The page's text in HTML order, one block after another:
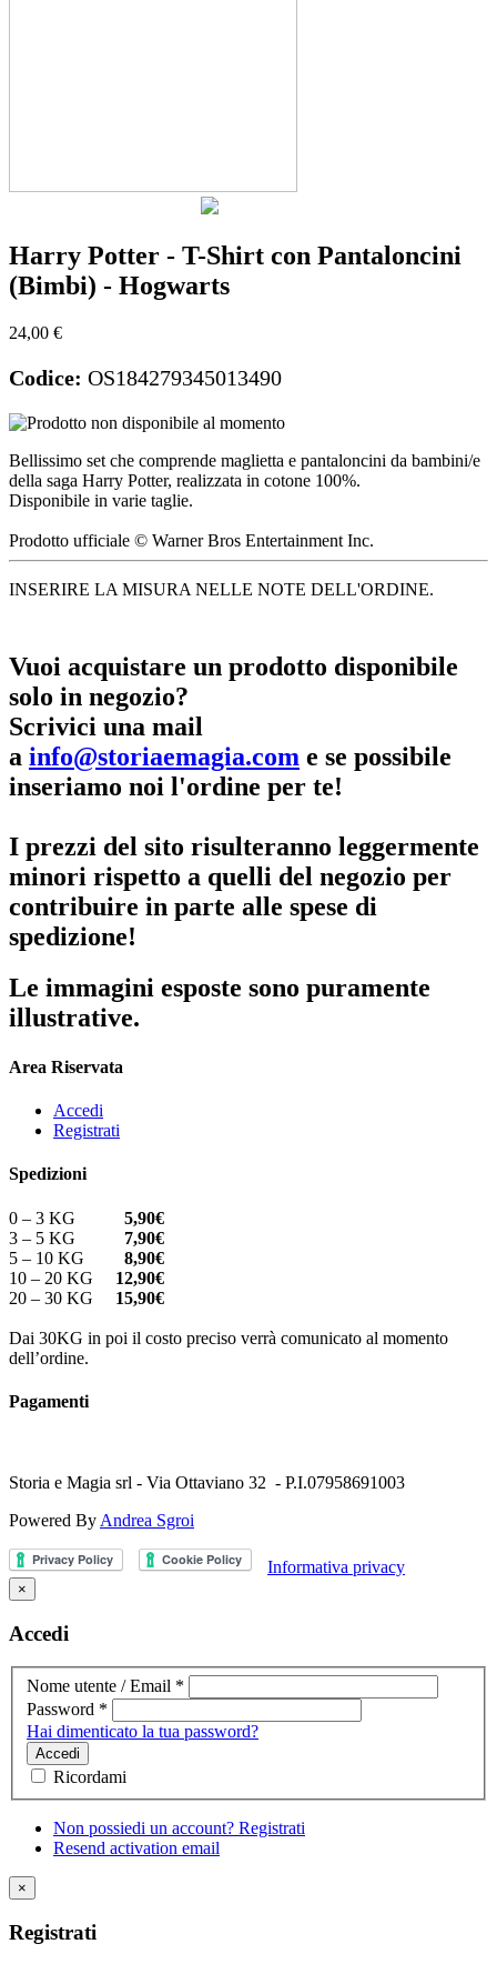
Harry Potter - T-Shirt con Pantaloncini
(Bimbi) - Hogwarts
24,00 €
Codice: OS184279345013490
Bellissimo set che comprende maglietta e pantaloncini da bambini/e
della saga Harry Potter, realizzata in cotone 100%.
Disponibile in varie taglie.
Prodotto ufficiale © Warner Bros Entertainment Inc.
INSERIRE LA MISURA NELLE NOTE DELL'ORDINE.
Vuoi acquistare un prodotto disponibile
solo in negozio?
Scrivici una mail
a info@storiaemagia.com e se possibile
inseriamo noi l'ordine per te!
I prezzi del sito risulteranno leggermente
minori rispetto a quelli del negozio per
contribuire in parte alle spese di
spedizione!
Le immagini esposte sono puramente
illustrative.
Area Riservata
Accedi
Registrati
Spedizioni
0 – 3 KG 5,90€
3 – 5 KG 7,90€
5 – 10 KG 8,90€
10 – 20 KG 12,90€
20 – 30 KG 15,90€
Dai 30KG in poi il costo preciso verrà comunicato al momento
dell’ordine.
Pagamenti
Storia e Magia srl - Via Ottaviano 32 - P.I.07958691003
Powered By Andrea Sgroi
Informativa privacy
×
Accedi
Nome utente / Email *
Password *
Hai dimenticato la tua password?
Accedi
Ricordami
Non possiedi un account? Registrati
Resend activation email
×
Registrati